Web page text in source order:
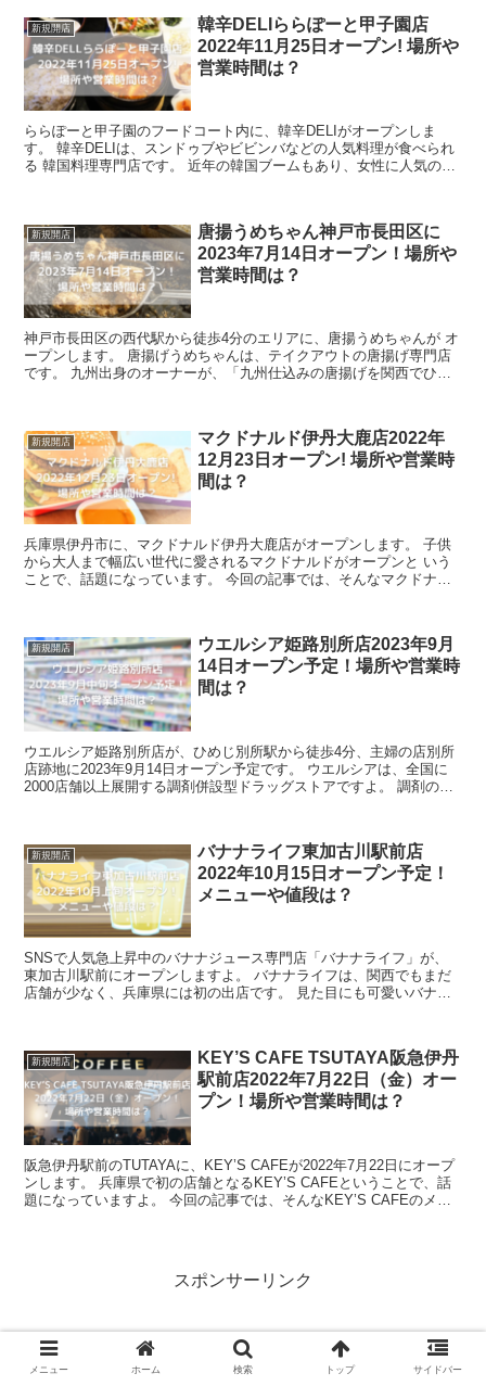
新規開店
韓辛DELIららぽーと甲子園店
2022年11月25日オープン! 場所や
営業時間は？
ららぽーと甲子園のフードコート内に、韓辛DELIがオープンしま
す。 韓辛DELIは、スンドゥブやビビンバなどの人気料理が食べられ
る 韓国料理専門店です。 近年の韓国ブームもあり、女性に人気のお
新規開店
唐揚うめちゃん神戸市長田区に
2023年7月14日オープン！場所や
営業時間は？
神戸市長田区の西代駅から徒歩4分のエリアに、唐揚うめちゃんが オ
ープンします。 唐揚げうめちゃんは、テイクアウトの唐揚げ専門店
です。 九州出身のオーナーが、「九州仕込みの唐揚げを関西でひろ
新規開店
マクドナルド伊丹大鹿店2022年
12月23日オープン! 場所や営業時
間は？
兵庫県伊丹市に、マクドナルド伊丹大鹿店がオープンします。 子供
から大人まで幅広い世代に愛されるマクドナルドがオープンと いう
ことで、話題になっています。 今回の記事では、そんなマクドナル
新規開店
ウエルシア姫路別所店2023年9月
14日オープン予定！場所や営業時
間は？
ウエルシア姫路別所店が、ひめじ別所駅から徒歩4分、主婦の店別所
店跡地に2023年9月14日オープン予定です。 ウエルシアは、全国に
2000店舗以上展開する調剤併設型ドラッグストアですよ。 調剤の受
新規開店
バナナライフ東加古川駅前店
2022年10月15日オープン予定！
メニューや値段は？
SNSで人気急上昇中のバナナジュース専門店「バナナライフ」が、
東加古川駅前にオープンしますよ。 バナナライフは、関西でもまだ
店舗が少なく、兵庫県には初の出店です。 見た目にも可愛いバナナ
新規開店
KEY’S CAFE TSUTAYA阪急伊丹
駅前店2022年7月22日（金）オー
プン！場所や営業時間は？
阪急伊丹駅前のTUTAYAに、KEY’S CAFEが2022年7月22日にオープ
ンします。 兵庫県で初の店舗となるKEY’S CAFEということで、話
題になっていますよ。 今回の記事では、そんなKEY’S CAFEのメニ
スポンサーリンク
メニュー ホーム 検索 トップ サイドバー